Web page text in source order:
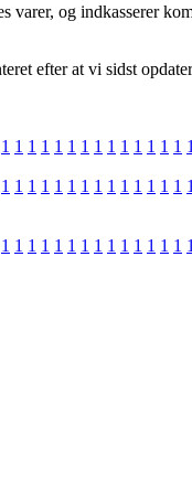
varer, og indkasserer
efter at vi sidst
1 1 1 1 1 1 1 1 1 1 1 1 1 1 1
1 1 1 1 1 1 1 1 1 1 1 1 1 1 1
1 1 1 1 1 1 1 1 1 1 1 1 1 1 1